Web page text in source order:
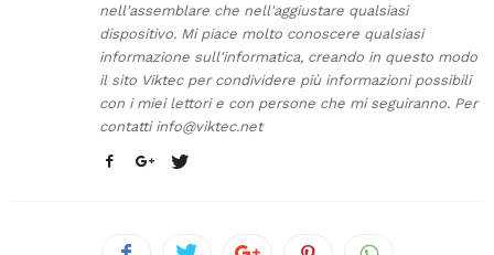
nell'assemblare che nell'aggiustare qualsiasi
dispositivo. Mi piace molto conoscere qualsiasi
informazione sull'informatica, creando in questo modo
il sito Viktec per condividere più informazioni possibili
con i miei lettori e con persone che mi seguiranno. Per
contatti info@viktec.net